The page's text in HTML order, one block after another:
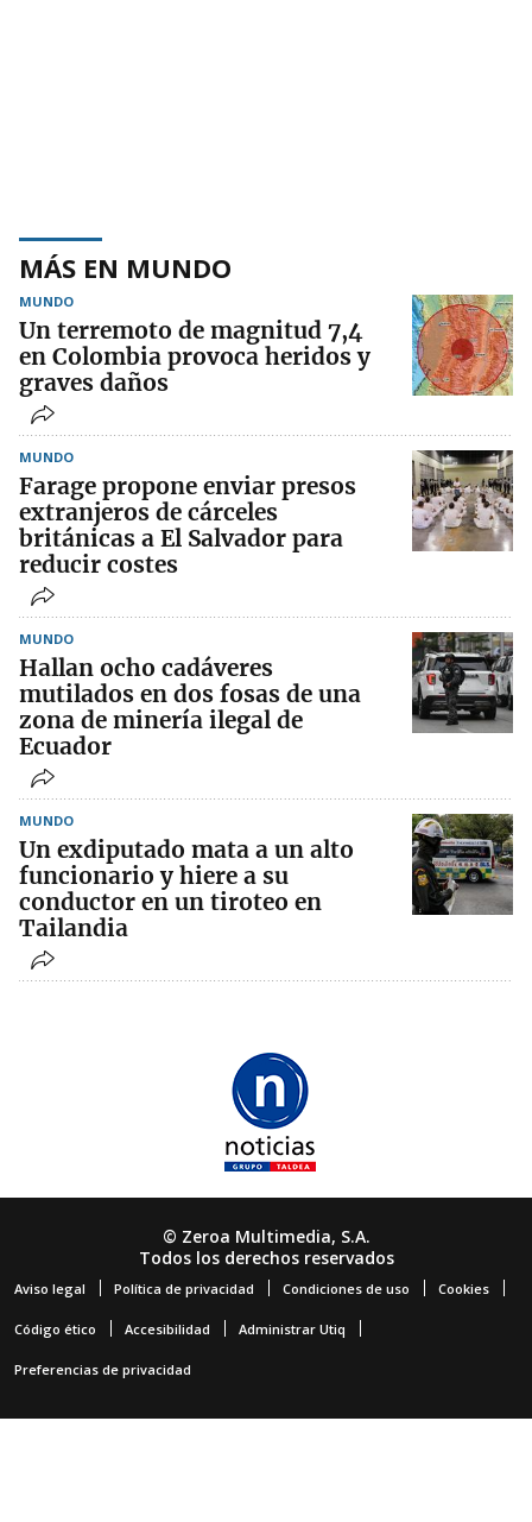
MÁS EN MUNDO
MUNDO
Un terremoto de magnitud 7,4
en Colombia provoca heridos y
graves daños
MUNDO
Farage propone enviar presos
extranjeros de cárceles
británicas a El Salvador para
reducir costes
MUNDO
Hallan ocho cadáveres
mutilados en dos fosas de una
zona de minería ilegal de
Ecuador
MUNDO
Un exdiputado mata a un alto
funcionario y hiere a su
conductor en un tiroteo en
Tailandia
© Zeroa Multimedia, S.A.
Todos los derechos reservados
Aviso legal Política de privacidad Condiciones de uso Cookies
Código ético Accesibilidad Administrar Utiq
Preferencias de privacidad